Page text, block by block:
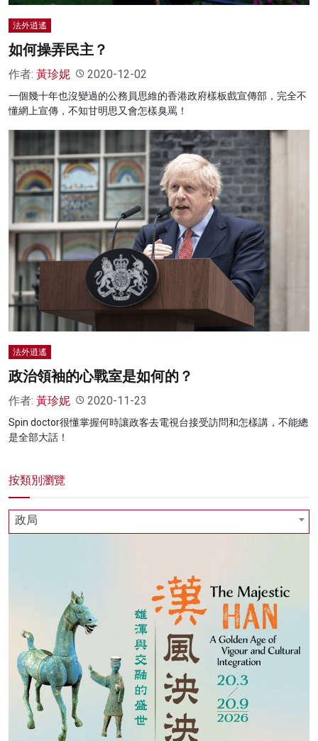
法外逍遙
如何操弄民主？
作者: 黃珍妮 2020-12-02
一個幾十年也沒變過的公務員思維的香港政府樣板戲宣傳部，完全不
懂網上宣傳，不知甘明思又會怎樣臭罵！
法外逍遙
政治領袖的心戰室是如何的？
作者: 黃珍妮 2020-11-23
Spin doctor很懂掌握何時讓政客去電視台接受訪問和怎樣講，不能總
是全部大話！
按類別瀏覽
政局